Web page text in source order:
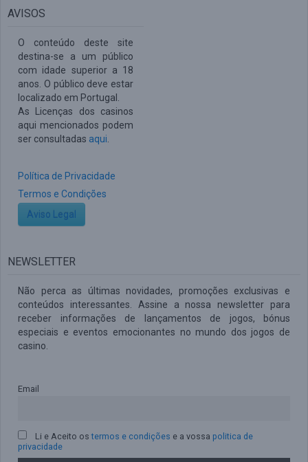
AVISOS
O conteúdo deste site
destina-se a um público
com idade superior a 18
anos. O público deve estar
localizado em Portugal.
As Licenças dos casinos
aqui mencionados podem
ser consultadas aqui
Política de Privacidade
Termos e Condições
Aviso Legal
NEWSLETTER
Não perca as últimas novidades, promoções exclusivas e
conteúdos interessantes. Assine a nossa newsletter para
receber informações de lançamentos de jogos, bónus
especiais e eventos emocionantes no mundo dos jogos de
casino.
Email
Li e Aceito ostermos e condições e a vossa politica de
privacidade